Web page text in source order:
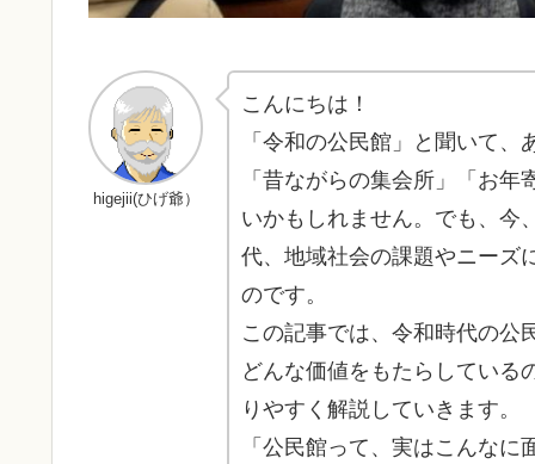
higejii(ひげ爺）
こんにちは！
「令和の公民館」と聞いて
「昔ながらの集会所」「お
いかもしれません。でも、今
代、地域社会の課題やニーズ
のです。
この記事では、令和時代の公
どんな価値をもたらしている
りやすく解説していきます。
「公民館って、実はこんな